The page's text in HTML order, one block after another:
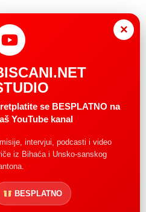
×
se BESPLATNO na
YouTube kanal
intervjui, podcasti i video
iz Bihaća i Unsko-sanskog
BESPLATNO